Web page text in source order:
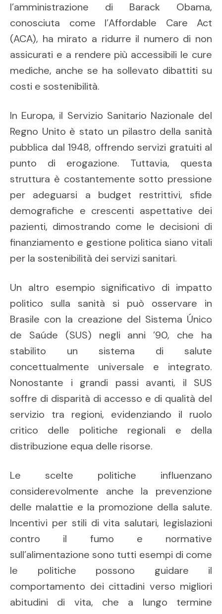
l’amministrazione di Barack Obama,
conosciuta come l’Affordable Care Act
(ACA), ha mirato a ridurre il numero di non
assicurati e a rendere più accessibili le cure
mediche, anche se ha sollevato dibattiti su
costi e sostenibilità.
In Europa, il Servizio Sanitario Nazionale del
Regno Unito è stato un pilastro della sanità
pubblica dal 1948, offrendo servizi gratuiti al
punto di erogazione. Tuttavia, questa
struttura è costantemente sotto pressione
per adeguarsi a budget restrittivi, sfide
demografiche e crescenti aspettative dei
pazienti, dimostrando come le decisioni di
finanziamento e gestione politica siano vitali
per la sostenibilità dei servizi sanitari.
Un altro esempio significativo di impatto
politico sulla sanità si può osservare in
Brasile con la creazione del Sistema Único
de Saúde (SUS) negli anni ’90, che ha
stabilito un sistema di salute
concettualmente universale e integrato.
Nonostante i grandi passi avanti, il SUS
soffre di disparità di accesso e di qualità del
servizio tra regioni, evidenziando il ruolo
critico delle politiche regionali e della
distribuzione equa delle risorse.
Le scelte politiche influenzano
considerevolmente anche la prevenzione
delle malattie e la promozione della salute.
Incentivi per stili di vita salutari, legislazioni
contro il fumo e normative
sull’alimentazione sono tutti esempi di come
le politiche possono guidare il
comportamento dei cittadini verso migliori
abitudini di vita, che a lungo termine